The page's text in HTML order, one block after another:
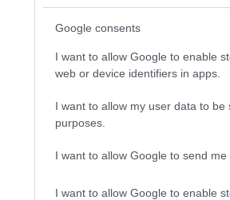
Google consents
I want to allow Google to enable
web or device identifiers in apps.
I want to allow my user data to
purposes.
I want to allow Google to send me
I want to allow Google to enable